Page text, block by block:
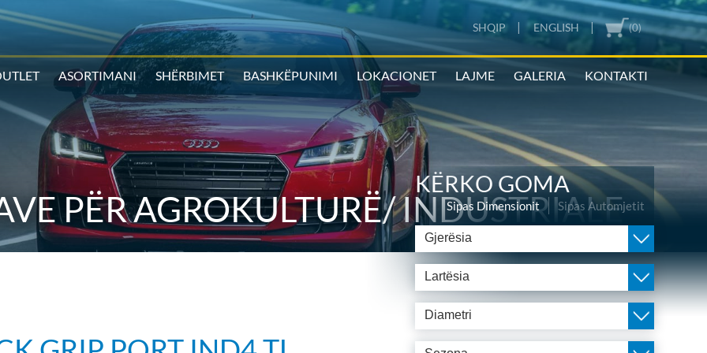
(0)
SHQIP | ENGLISH |
ASORTIMANI SHËRBIMET BASHKËPUNIMI LOKACIONET LAJME GALERIA KONTAKTI
PËR AGROKULTURË/ INDUSTRIALE
KËRKO GOMA
Sipas Dimensionit Sipas Automjetit
Gjerësia
Lartësia
Diametri